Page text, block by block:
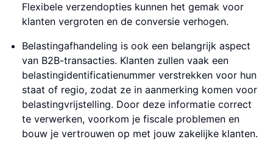
Flexibele verzendopties kunnen het gemak voor
klanten vergroten en de conversie verhogen.
Belastingafhandeling is ook een belangrijk aspect
van B2B-transacties. Klanten zullen vaak een
belastingidentificatienummer verstrekken voor hun
staat of regio, zodat ze in aanmerking komen voor
belastingvrijstelling. Door deze informatie correct
te verwerken, voorkom je fiscale problemen en
bouw je vertrouwen op met jouw zakelijke klanten.